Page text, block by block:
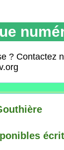
? Contactez